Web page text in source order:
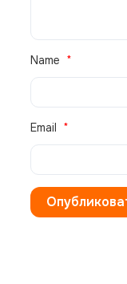
Name
Email